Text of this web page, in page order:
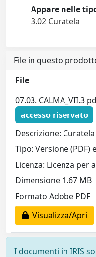
Appare nelle
3.02 Curatela
File in questo
File
07.03. CALMA_VII.3
accesso riservato
Descrizione: Curatela
Tipo: Versione
Licenza: Licenza per
Dimensione 1.67 MB
Formato Adobe PDF
Visualizza/Apri
I documenti in IRIS